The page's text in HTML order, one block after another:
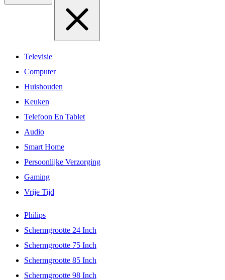
Televisie
Computer
Huishouden
Keuken
Telefoon En Tablet
Audio
Smart Home
Persoonlijke Verzorging
Gaming
Vrije Tijd
Philips
Schermgrootte 24 Inch
Schermgrootte 75 Inch
Schermgrootte 85 Inch
Schermgrootte 98 Inch